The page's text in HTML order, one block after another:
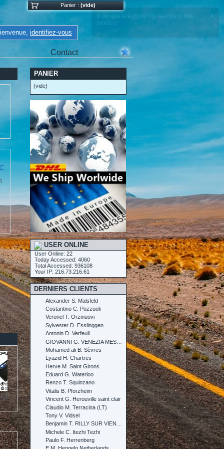
identifiez-vous
Panier : (vide)
Contact
HEC - Puce... LCD... Kit DC2000...
PANIER
(vide)
USER ONLINE
User Online: 22
Today Accessed: 4060
Total Accessed: 936108
Your IP: 216.73.216.61
DERNIERS CLIENTS
Alexander S. Malsfeld
Costantino C. Pozzuoli
Veronel T. Orzinuovi
Sylvester D. Esslinggen
Antonin D. Verfeuil
GIOVANNI G. VENEZIA MESTRE
Mohamed ali B. Sèvres
Lyazid H. Chartres
Herve M. Saint Girons
Eduard G. Waterloo
Renzo T. Squinzano
Vitalis B. Pforzheim
Vincent G. Herouville saint clair
Claudio M. Terracina (LT)
Tony V. Vidsel
Michele C. Itezhi Tezhi
Paulo F. Herrenberg